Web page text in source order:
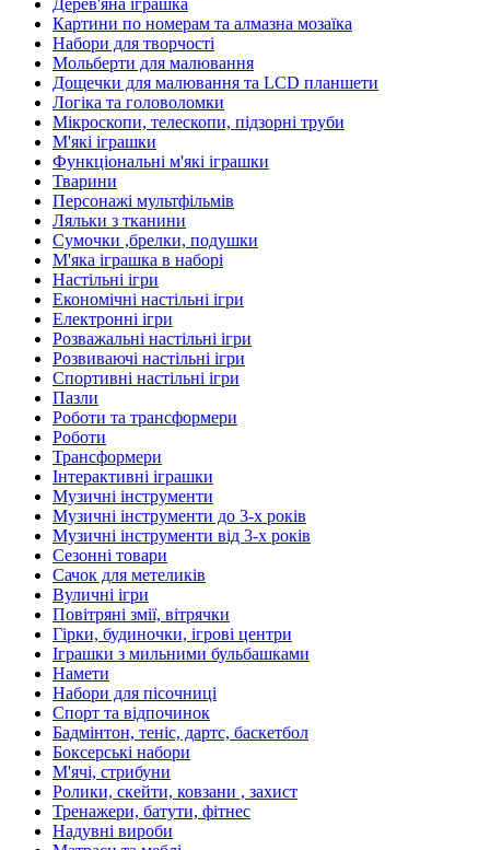
Дерев'яна іграшка
Картини по номерам та алмазна мозаїка
Набори для творчості
Мольберти для малювання
Дощечки для малювання та LCD планшети
Логіка та головоломки
Мікроскопи, телескопи, підзорні труби
М'які іграшки
Функціональні м'які іграшки
Тварини
Персонажі мультфільмів
Ляльки з тканини
Сумочки ,брелки, подушки
М'яка іграшка в наборі
Настільні ігри
Економічні настільні ігри
Електронні ігри
Розважальні настільні ігри
Розвиваючі настільні ігри
Спортивні настільні ігри
Пазли
Роботи та трансформери
Роботи
Трансформери
Інтерактивні іграшки
Музичні інструменти
Музичні інструменти до 3-х років
Музичні інструменти від 3-х років
Сезонні товари
Сачок для метеликів
Вуличні ігри
Повітряні змії, вітрячки
Гірки, будиночки, ігрові центри
Іграшки з мильними бульбашками
Намети
Набори для пісочниці
Спорт та відпочинок
Бадмінтон, теніс, дартс, баскетбол
Боксерські набори
М'ячі, стрибуни
Ролики, скейти, ковзани , захист
Тренажери, батути, фітнес
Надувні вироби